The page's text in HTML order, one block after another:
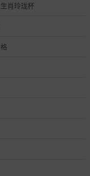
肖玲珑杯